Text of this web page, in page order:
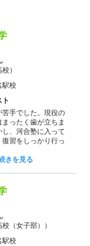
）
校
ト
手でした。現役の
ったく歯が立ちま
、河合塾に入って
習をしっかり行っ
試などで安定して点
ず克服できると感じ
きを見る
（女子部））
校